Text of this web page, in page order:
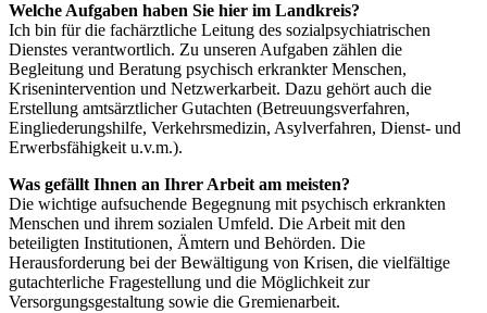
Welche Aufgaben haben Sie hier im Landkreis?
Ich bin für die fachärztliche Leitung des sozialpsychiatrischen
Dienstes verantwortlich. Zu unseren Aufgaben zählen die
Begleitung und Beratung psychisch erkrankter Menschen,
Krisenintervention und Netzwerkarbeit. Dazu gehört auch die
Erstellung amtsärztlicher Gutachten (Betreuungsverfahren,
Eingliederungshilfe, Verkehrsmedizin, Asylverfahren, Dienst- und
Erwerbsfähigkeit u.v.m.).
Was gefällt Ihnen an Ihrer Arbeit am meisten?
Die wichtige aufsuchende Begegnung mit psychisch erkrankten
Menschen und ihrem sozialen Umfeld. Die Arbeit mit den
beteiligten Institutionen, Ämtern und Behörden. Die
Herausforderung bei der Bewältigung von Krisen, die vielfältige
gutachterliche Fragestellung und die Möglichkeit zur
Versorgungsgestaltung sowie die Gremienarbeit.